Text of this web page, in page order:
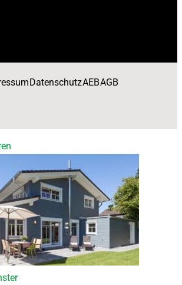
DatenschutzAEBAGB